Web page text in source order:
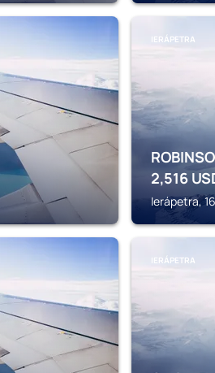
IERÁPETRA
2,516
Ierápetra,
IERÁPETRA